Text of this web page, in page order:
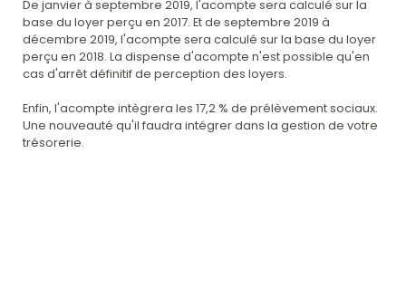
De janvier à septembre 2019, l'acompte sera calculé sur la
base du loyer perçu en 2017. Et de septembre 2019 à
décembre 2019, l'acompte sera calculé sur la base du loyer
perçu en 2018. La dispense d'acompte n'est possible qu'en
cas d'arrêt définitif de perception des loyers.
Enfin, l'acompte intègrera les 17,2 % de prélèvement sociaux.
Une nouveauté qu'il faudra intégrer dans la gestion de votre
trésorerie.